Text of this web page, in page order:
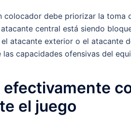
colocador debe priorizar la toma
central está siendo
atacante exterior o el atacante
capacidades ofensivas del
el juego